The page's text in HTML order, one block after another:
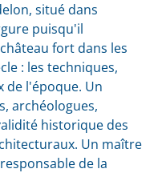
situé dans
puisqu'il
fort dans les
: les techniques,
de l'époque. Un
archéologues,
historique des
Un maître
de la